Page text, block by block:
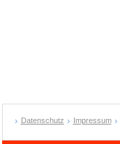
Datenschutz Impressum